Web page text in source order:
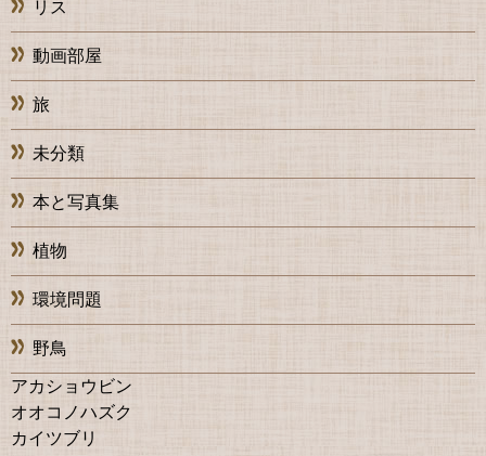
リス
動画部屋
旅
未分類
本と写真集
植物
環境問題
野鳥
アカショウビン
オオコノハズク
カイツブリ